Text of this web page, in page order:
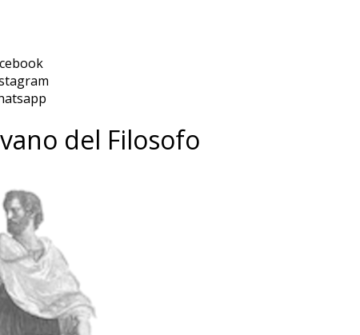
del Filosofo